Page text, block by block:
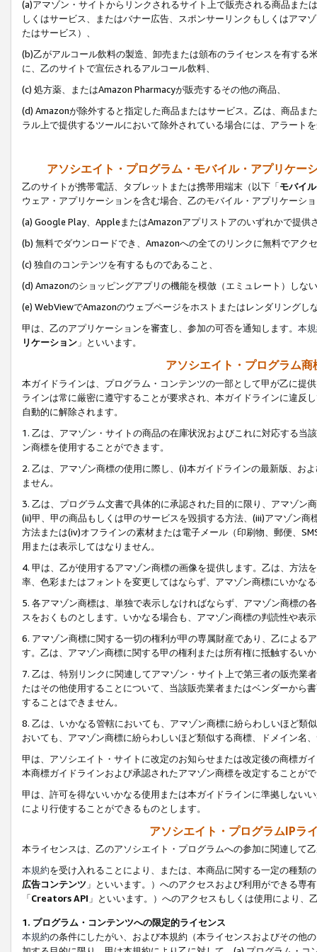
(a)アマゾン・サイトからリンクされるサイト上で販売される商品ま
しくはサービス、またはバナー広告、スポンサーリンクもしくはアマ
たはサービス）、
(b)乙がアルコール飲料の製造、卸売または頒布のライセンスを有す
に、乙のサイトで宣伝されるアルコール飲料、
(c) 処方薬、またはAmazon Pharmacyが販売するその他の商品、
(d) Amazonが除外すると指定した商品またはサービス。乙は、商品ま
ラル上で提供するツールにおいて除外されている場合には、アラート
アソシエイト・プログラム・モバイル・アプリケー
乙のサイトが携帯電話、タブレットまたは携帯用端末（以下「モバイ
ウェア・アプリケーションを含む場合、乙のモバイル・アプリケーシ
(a) Google Play、AppleまたはAmazonアプリストアのいずれかで提供
(b) 無料でダウンロードでき、Amazonへの全てのリンクに無料でアク
(c) 独自のコンテンツを有するものであること、
(d) Amazonのショッピングアプリの機能を模倣（エミュレート）しな
(e) WebViewでAmazonのウェブページをホストまたはレンダリングし
甲は、乙のアプリケーションを審査し、参加の可否を通知します。 本
リケーション 」といいます。
アソシエイト・プログラム
本ガイドラインは、プログラム・コンテンツの一部として甲が乙に提
ラインは常に厳密に遵守することが要求され、本ガイドラインに違反
自動的に解除されます。
1. 乙は、アマゾン・サイトの商品の在庫状況およびこれに対応する
ン商標を使用することができます。
2. 乙は、アマゾン商標の使用に際し、(i)本ガイドラインの最新版、お
ません。
3. 乙は、プログラム文書で具体的に承認された目的に限り、アマゾン
(ii)甲、甲の商品もしくは甲のサービスを毀損する方法、(iii)アマゾン
方法または(iv)オフラインの素材または電子メール（印刷物、郵便、
用または表示してはなりません。
4. 甲は、乙が使用するアマゾン商標の画像を提供します。乙は、方
率、色彩またはフォントを変更してはならず、アマゾン商標にいかな
5. 各アマゾン商標は、単独で表示しなければならず、アマゾン商標
スをおくものとします。いかなる場合も、アマゾン商標の判読性や表
6. アマゾン商標に関する一切の権利が甲の専属財産であり、乙による
す。乙は、アマゾン商標に関する甲の権利または所有権に抵触するい
7. 乙は、特別リンクに関連してアマゾン・サイト上で第三者の販売
たはその他使用することについて、当該販売業者またはベンダーから
することはできません。
8. 乙は、いかなる管轄においても、アマゾン商標に紛らわしいほど類
おいても、アマゾン商標に紛らわしいほど類似する商標、ドメイン名
甲は、アソシエイト・サイトに改定のお知らせまたは改定後の商標ガ
本商標ガイドラインおよび承認されたアマゾン商標を改定することが
甲は、許可を得ないいかなる使用または本ガイドラインに準拠しない
により行使することができるものとします。
アソシエイト・プログラムIPラ
本ライセンスは、乙のアソシエイト・プログラムへの参加に関連して
本規約を受け入れることにより、または、本商品に関する一定の種類
広告コンテンツ 」といいます。）へのアクセスおよび利用ができる専
「Creators API 」といいます。）へのアクセスもしくは使用により
1. プログラム・コンテンツへの限定的ライセンス
本規約の条件にしたがい、および本規約（本ライセンスおよびその他